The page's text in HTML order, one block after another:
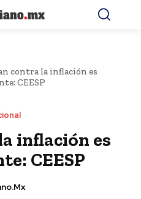
contra la inflación es
CEESP
inflación es
CEESP